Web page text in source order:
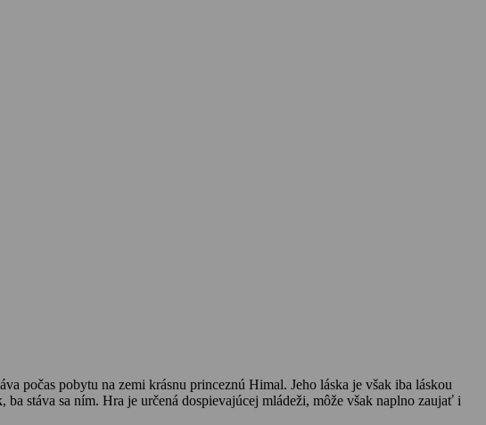
počas pobytu na zemi krásnu princeznú Himal. Jeho láska je však iba láskou
stáva sa ním. Hra je určená dospievajúcej mládeži, môže však naplno zaujať i